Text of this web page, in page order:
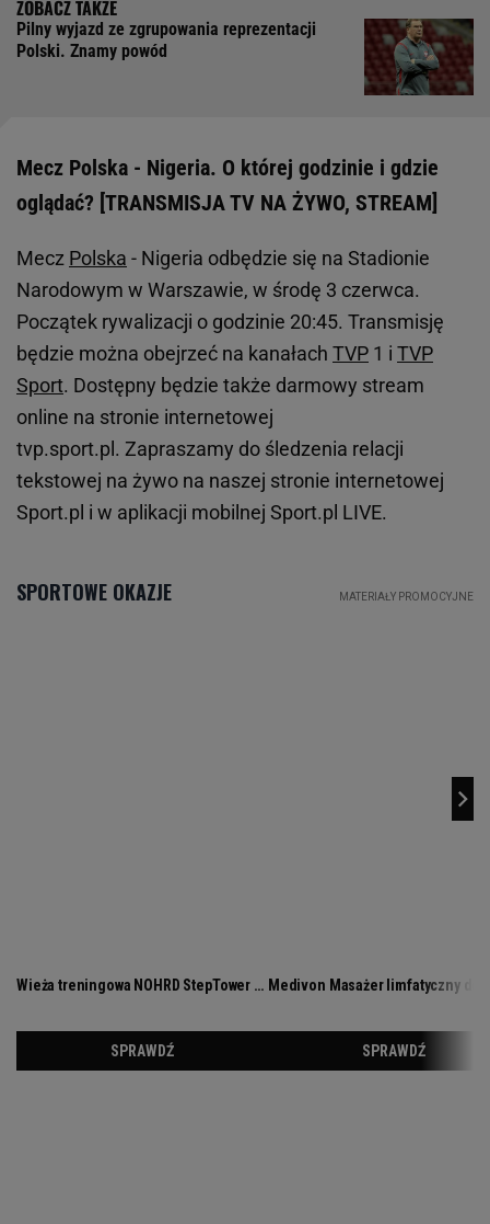
Pilny wyjazd ze zgrupowania reprezentacji
Polski. Znamy powód
Mecz Polska - Nigeria. O której godzinie i gdzie
oglądać? [TRANSMISJA TV NA ŻYWO, STREAM]
Mecz Polska - Nigeria odbędzie się na Stadionie
Narodowym w Warszawie, w środę 3 czerwca.
Początek rywalizacji o godzinie 20:45. Transmisję
będzie można obejrzeć na kanałach TVP 1 i TVP
Sport. Dostępny będzie także darmowy stream
online na stronie internetowej
tvp.sport.pl. Zapraszamy do śledzenia relacji
tekstowej na żywo na naszej stronie internetowej
Sport.pl i w aplikacji mobilnej Sport.pl LIVE.